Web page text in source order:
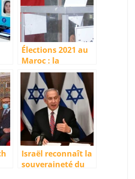
Élections 2021 au
Maroc : la
répartition des
sièges (RNI – 9 995
sièges | PJD – 777)
Israël reconnaît la
souveraineté du